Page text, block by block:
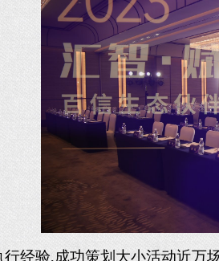
行经验,成功策划大小活动近万